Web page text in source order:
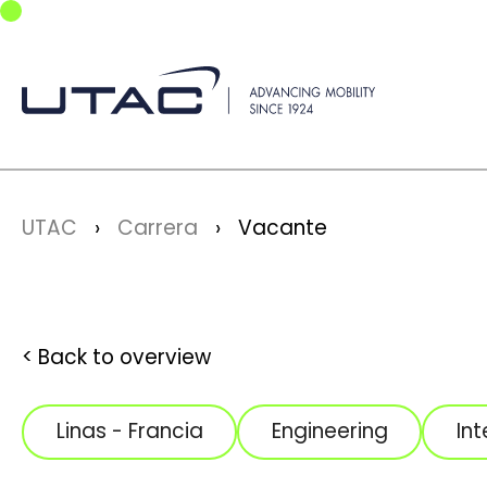
Skip to main navigation
Skip to main content
Skip to page footer
You are here:
UTAC Carrera Vacante
Back to overview
Linas - Francia Engineering